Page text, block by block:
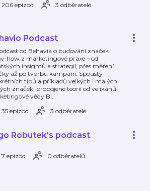
206 epizod
3 odběratelé
Podcast
od Behavia o budování značek i
how z marketingové praxe – od
insightů a strategií, přes měření
až po tvorbu kampaní. Spousty
tipů a příkladů velkých i malých
značek, propojené teorií od velikánů
vědy Bi…
35 epizod
3 odběratelé
Robutek's podcast
7 epizod 0 odběratelů